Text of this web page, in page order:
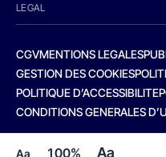
Aa 100% Aa
LEGAL
CGVMENTIONS LEGALES
GESTION DES COOKIES
POLITIQUE D’ACCESSIBILITE
CONDITIONS GENERALES